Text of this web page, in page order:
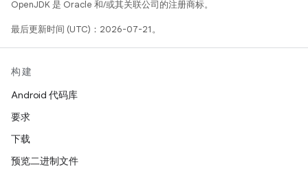
OpenJDK 是 Oracle 和/或其关联公司的注册商标。
最后更新时间 (UTC)：2026-07-21。
构建
Android 代码库
要求
下载
预览二进制文件